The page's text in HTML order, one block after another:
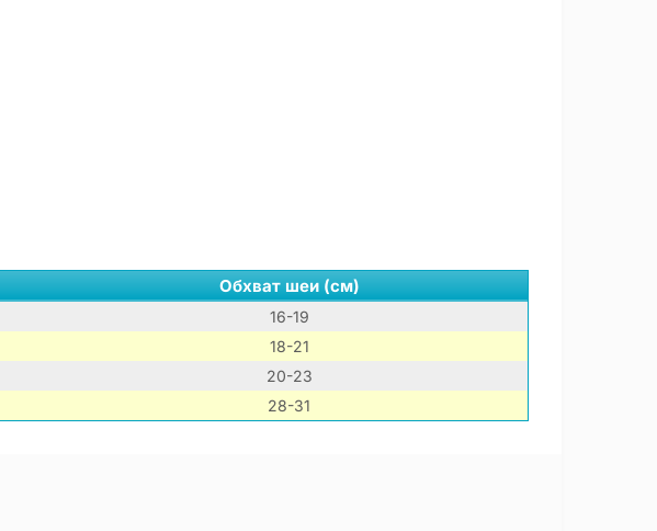
Обхват шеи (см)
16-19
18-21
20-23
28-31